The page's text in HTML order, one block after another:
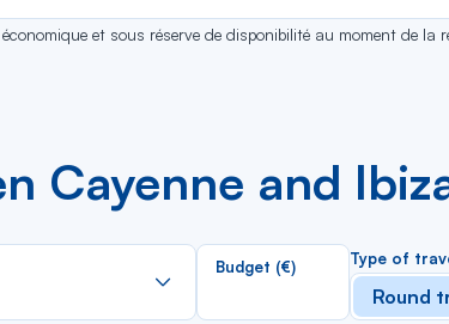
et sous réserve de disponibilité au moment de la
Cayenne and
Rechercher
la
Budget (€) Type of
Round